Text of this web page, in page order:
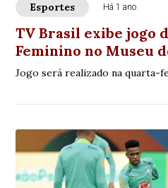
Esportes Há 1 ano
TV Brasil exibe jogo
Feminino no Museu
Jogo será realizado na quarta-